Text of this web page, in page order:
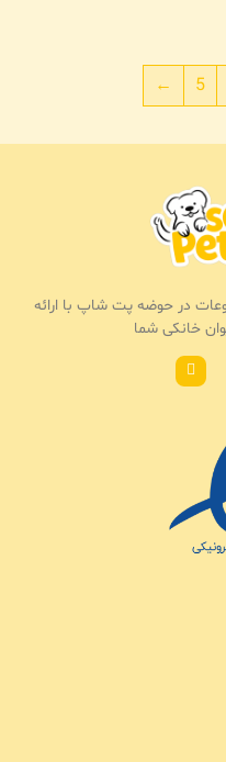
5
←
در حوضه پت شاپ با ارائه
خانکی شما